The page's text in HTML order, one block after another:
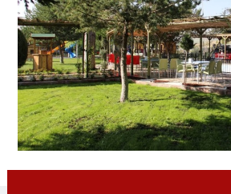
TEL ÖRGÜ VE DEMİR
MERMER ONIKS(HEDİYELİK EŞYA)
TARIM
BÜYÜKBAŞ BESİCİLİK
İNŞAAT
FIRIN
ZİYARET GÖRÜŞ BİLGİLERİ